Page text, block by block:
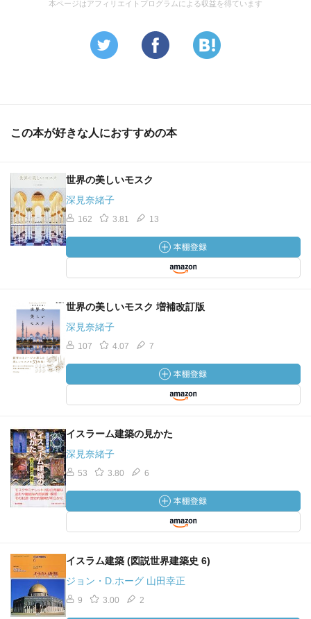
本ページはアフィリエイトプログラムによる収益を得ています
この本が好きな人におすすめの本
世界の美しいモスク
深見奈緒子
162 3.81 13
世界の美しいモスク 増補改訂版
深見奈緒子
107 4.07 7
イスラーム建築の見かた
深見奈緒子
53 3.80 6
イスラム建築 (図説世界建築史 6)
ジョン・D.ホーグ 山田幸正
9 3.00 2